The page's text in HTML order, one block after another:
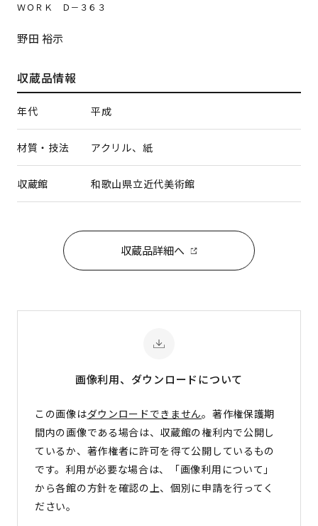
ＷＯＲＫ Ｄ－３６３
野田 裕示
収蔵品情報
年代 平成
材質・技法 アクリル、紙
収蔵館 和歌山県立近代美術館
収蔵品詳細へ
画像利用、ダウンロードについて
この画像はダウンロードできません。著作権保護期
間内の画像である場合は、収蔵館の権利内で公開し
ているか、著作権者に許可を得て公開しているもの
です。利用が必要な場合は、「画像利用について」
から各館の方針を確認の上、個別に申請を行ってく
ださい。